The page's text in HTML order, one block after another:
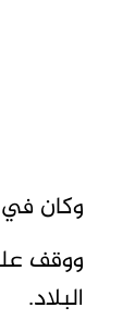
وكان في
ووقف
البلاد.